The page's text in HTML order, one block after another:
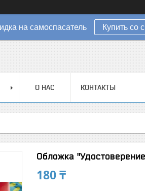
на самоспасатель Купить со
О НАС КОНТАКТЫ
Обложка
180 ₸